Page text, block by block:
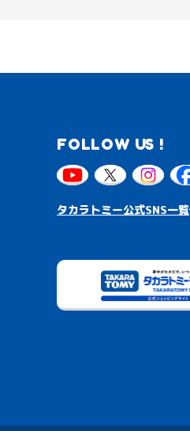
FOLLOW US !
タカラトミー公式SNS一覧